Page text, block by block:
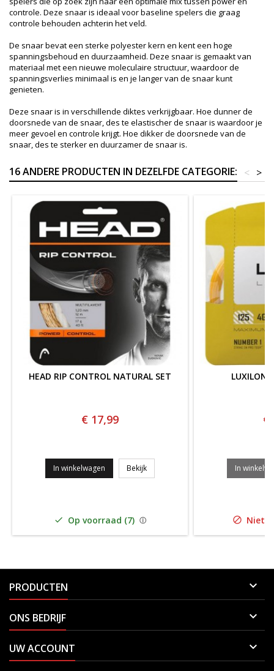
controle. Deze snaar is ideaal voor baseline spelers die graag
controle behouden achterin het veld.
De snaar bevat een sterke polyester kern en kent een hoge
spanningsbehoud en duurzaamheid. Deze snaar is gemaakt van
materiaal met een nieuwe moleculaire structuur, waardoor de
spanningsverlies minimaal is en je langer van de snaar kunt
genieten.
Deze snaar is in verschillende diktes verkrijgbaar. Hoe dunner de
doorsnede van de snaar, des te elastischer de snaar is waardoor je
meer gevoel en controle krijgt. Hoe dikker de doorsnede van de
snaar, des te sterker en duurzamer de snaar is.
16 ANDERE PRODUCTEN IN DEZELFDE CATEGORIE: >
<
HEAD RIP CONTROL NATURAL SET
€ 17,99
In winkelwagen BekijkHEAD RIP CONTROL NATURAL SET
 Op voorraad (7)
LUXILON
€
In
 Niet
PRODUCTEN 
ONS BEDRIJF 
UW ACCOUNT 